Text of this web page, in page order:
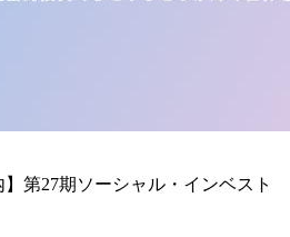
】第27期ソーシャル・インベスト